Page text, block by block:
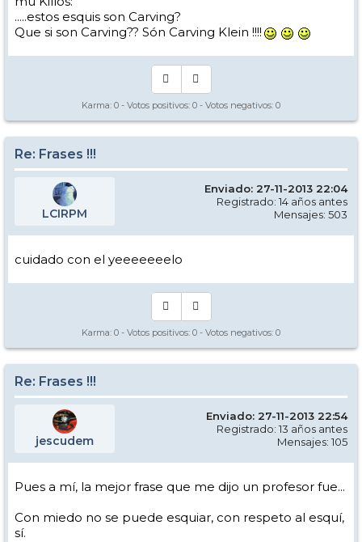
.....estos esquis son Carving?
Que si son Carving?? Són Carving Klein !!!!
Karma: 0 - Votos positivos: 0 - Votos negativos: 0
Re: Frases !!!
LCIRPM
Enviado: 27-11-2013 22:04
Registrado: 14 años antes
Mensajes: 503
cuidado con el yeeeeeeelo
Karma: 0 - Votos positivos: 0 - Votos negativos: 0
Re: Frases !!!
jescudem
Enviado: 27-11-2013 22:54
Registrado: 13 años antes
Mensajes: 105
Pues a mí, la mejor frase que me dijo un profesor fue...
Con miedo no se puede esquiar, con respeto al esquí,
sí.